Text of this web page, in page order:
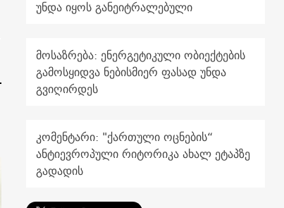
უნდა იყოს განეიტრალებული
მოსაზრება: ენერგეტიკული ობიექტების
გამოსყიდვა ნებისმიერ ფასად უნდა
გვიღირდეს
კომენტარი: "ქართული ოცნების“
ანტიევროპული რიტორიკა ახალ ეტაპზე
გადადის